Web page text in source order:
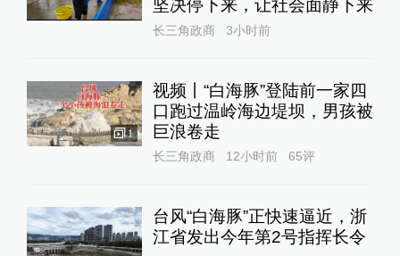
坚决停下来，让社会面静下来
长三角政商 3小时前
1
视频丨“白海豚”登陆前一家四
口跑过温岭海边堤坝，男孩被
巨浪卷走
长三角政商 12小时前 65评
台风“白海豚”正快速逼近，浙
江省发出今年第2号指挥长令